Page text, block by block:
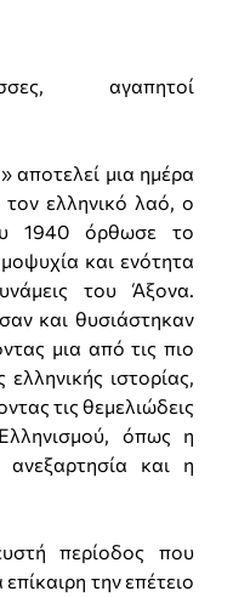
αγαπητοί
αποτελεί μια ημέρα
τον ελληνικό λαό, ο
1940 όρθωσε το
και ενότητα
του Άξονα.
και θυσιάστηκαν
μια από τις πιο
ιστορίας,
τις θεμελιώδεις
όπως η
και η
περίοδος που
την επέτειο